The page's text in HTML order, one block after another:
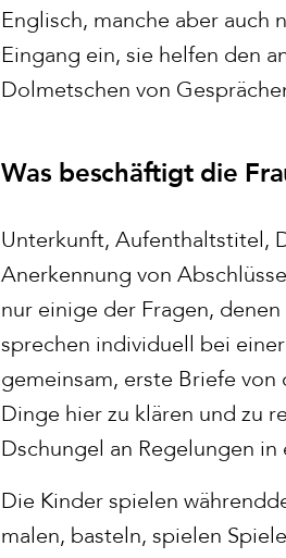
Englisch, manche aber auch
Eingang ein, sie helfen den
Dolmetschen von
Was beschäftigt die
Unterkunft, Aufenthaltstitel,
Anerkennung von
nur einige der Fragen,
sprechen individuell bei
gemeinsam, erste Briefe
Dinge hier zu klären und zu
Dschungel an Regelungen
Die Kinder spielen
malen, basteln, spielen